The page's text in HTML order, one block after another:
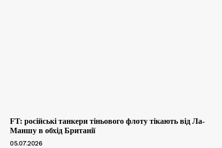
FT: російські танкери тіньового флоту тікають від Ла-
Маншу в обхід Британії
05.07.2026